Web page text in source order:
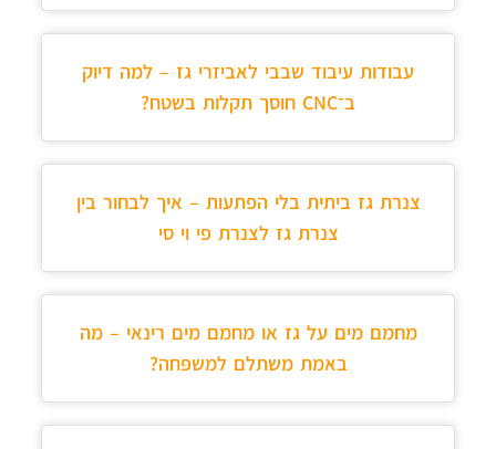
עבודות עיבוד שבבי לאביזרי גז – למה דיוק
ב־CNC חוסך תקלות בשטח?
צנרת גז ביתית בלי הפתעות – איך לבחור בין
צנרת גז לצנרת פי וי סי
מחמם מים על גז או מחמם מים רינאי – מה
באמת משתלם למשפחה?